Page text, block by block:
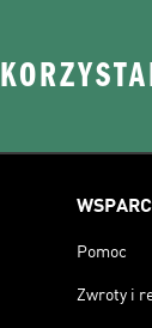
Pomoc
Zwroty i